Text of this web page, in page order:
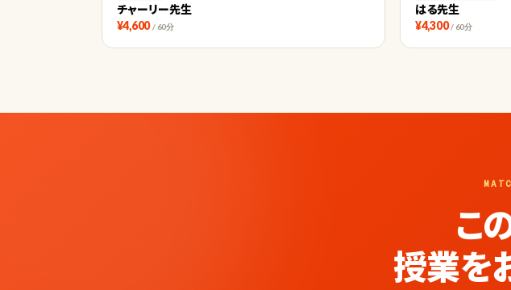
チャーリー先生
¥4,600 / 60分
はる先生
¥4,300 / 60分
こ
授業を